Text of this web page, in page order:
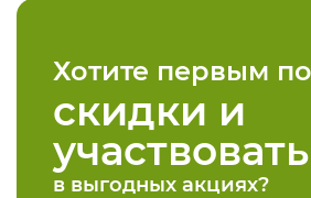
Хотите первым
скидки и
участвовать
в выгодных акциях?